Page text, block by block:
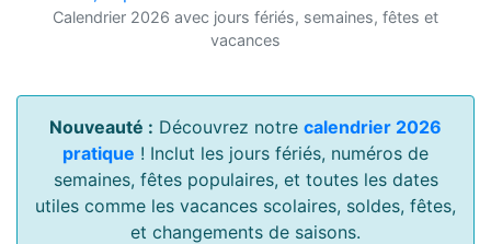
Calendrier 2026 avec jours fériés, semaines, fêtes et
vacances
Nouveauté : Découvrez notre calendrier 2026
pratique ! Inclut les jours fériés, numéros de
semaines, fêtes populaires, et toutes les dates
utiles comme les vacances scolaires, soldes, fêtes,
et changements de saisons.